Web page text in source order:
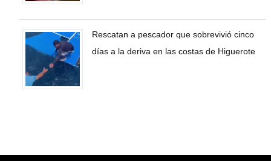
Rescatan a pescador que sobrevivió cinco
días a la deriva en las costas de Higuerote